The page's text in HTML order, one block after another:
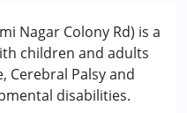
Nagar Colony Rd) is a
children and adults
Cerebral Palsy and
disabilities.